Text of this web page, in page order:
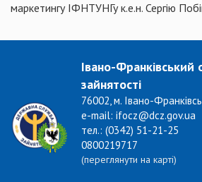
маркетингу ІФНТУНГу к.е.н. Сергію
Івано-Франківський
зайнятості
76002, м. Івано-
e-mail: ifocz@dcz.gov.ua
тел.: (0342) 51-21-25
0800219717
(переглянути на карті)